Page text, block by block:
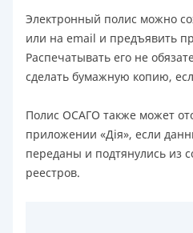
Электронный полис можно
или на email и предъявить
Распечатывать его не
сделать бумажную копию,
Полис ОСАГО также может
приложении «Дія», если
переданы и подтянулись из
реестров.